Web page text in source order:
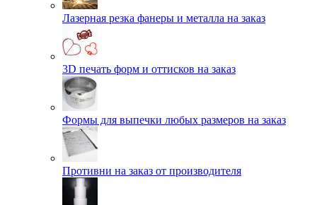
Лазерная резка фанеры и металла на заказ
3D печать форм и оттисков на заказ
Формы для выпечки любых размеров на заказ
Противни на заказ от производителя